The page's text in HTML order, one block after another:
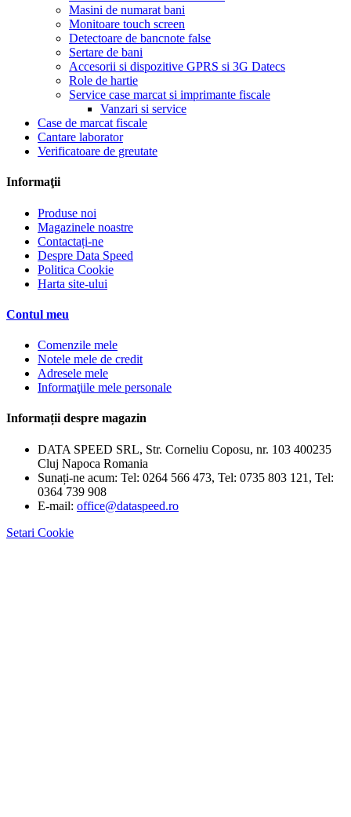
Masini de numarat bani
Monitoare touch screen
Detectoare de bancnote false
Sertare de bani
Accesorii si dispozitive GPRS si 3G Datecs
Role de hartie
Service case marcat si imprimante fiscale
Vanzari si service
Case de marcat fiscale
Cantare laborator
Verificatoare de greutate
Informaţii
Produse noi
Magazinele noastre
Contactați-ne
Despre Data Speed
Politica Cookie
Harta site-ului
Contul meu
Comenzile mele
Notele mele de credit
Adresele mele
Informaţiile mele personale
Informații despre magazin
DATA SPEED SRL, Str. Corneliu Coposu, nr. 103 400235
Cluj Napoca Romania
Sunați-ne acum: Tel: 0264 566 473, Tel: 0735 803 121, Tel:
0364 739 908
E-mail: office@dataspeed.ro
Setari Cookie